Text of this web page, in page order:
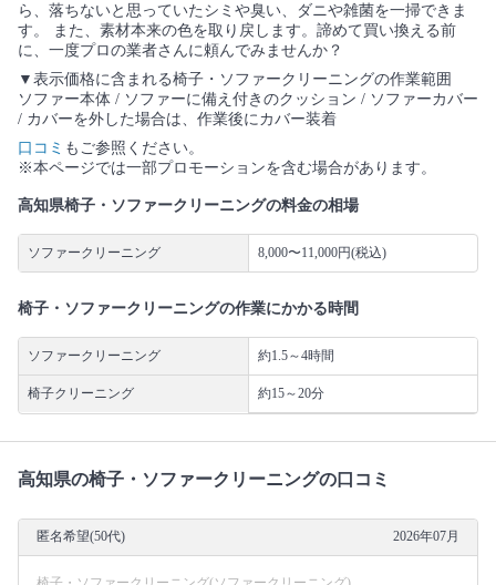
ら、落ちないと思っていたシミや臭い、ダニや雑菌を一掃できま
す。 また、素材本来の色を取り戻します。諦めて買い換える前
に、一度プロの業者さんに頼んでみませんか？
▼表示価格に含まれる椅子・ソファークリーニングの作業範囲
ソファー本体 / ソファーに備え付きのクッション / ソファーカバー
/ カバーを外した場合は、作業後にカバー装着
口コミ もご参照ください。
※本ページでは一部プロモーションを含む場合があります。
高知県椅子・ソファークリーニングの料金の相場
ソファークリーニング 8,000〜11,000円(税込)
椅子・ソファークリーニングの作業にかかる時間
ソファークリーニング 約1.5～4時間
椅子クリーニング 約15～20分
高知県の椅子・ソファークリーニングの口コミ
匿名希望(50代) 2026年07月